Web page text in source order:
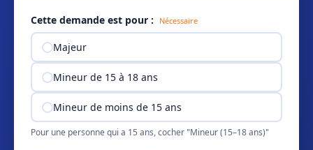
Cette demande est pour : Nécessaire
Majeur
Mineur de 15 à 18 ans
Mineur de moins de 15 ans
Pour une personne qui a 15 ans, cocher "Mineur (15–18 ans)"